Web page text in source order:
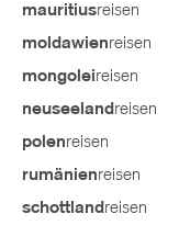
mauritiusreisen
moldawienreisen
mongoleireisen
neuseeland reisen
polenreisen
rumänienreisen
schottland reisen